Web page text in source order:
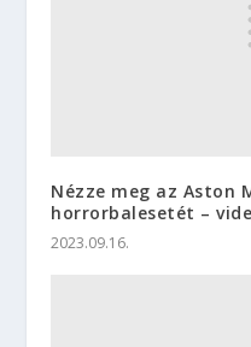
Nézze meg az Aston
horrorbalesetét –
2023.09.16.